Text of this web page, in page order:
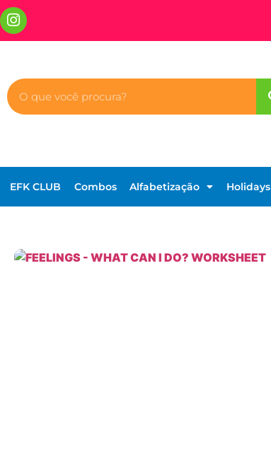
EFK CLUB Combos Alfabetização Holidays